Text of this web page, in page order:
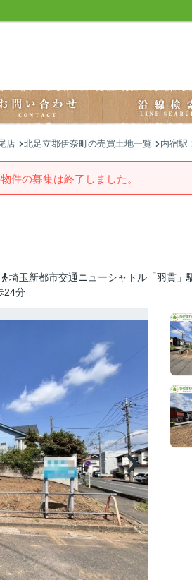
店 北足立郡伊奈町の売買土地一覧 内宿駅
件の募集は終了しました。
埼玉新都市交通ニューシャトル「羽貫」
24分